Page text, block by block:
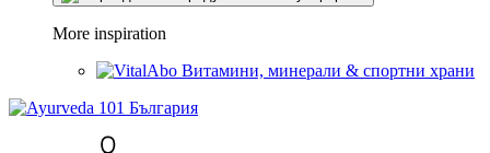
More inspiration
Витамини, минерали & спортни храни